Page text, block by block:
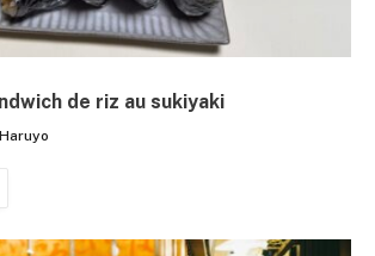
de riz au sukiyaki
Haruyo